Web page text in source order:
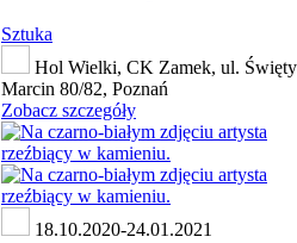
Sztuka
Hol Wielki, CK Zamek, ul. Święty
Marcin 80/82, Poznań
Zobacz szczegóły
18.10.2020-24.01.2021